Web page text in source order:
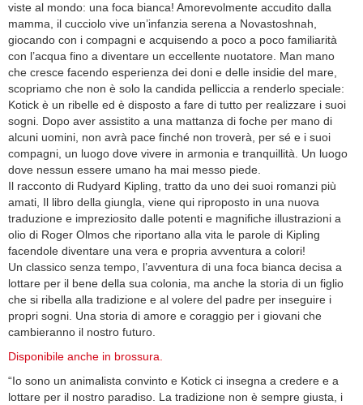
viste al mondo: una foca bianca! Amorevolmente accudito dalla
mamma, il cucciolo vive un’infanzia serena a Novastoshnah,
giocando con i compagni e acquisendo a poco a poco familiarità
con l’acqua fino a diventare un eccellente nuotatore. Man mano
che cresce facendo esperienza dei doni e delle insidie del mare,
scopriamo che non è solo la candida pelliccia a renderlo speciale:
Kotick è un ribelle ed è disposto a fare di tutto per realizzare i suoi
sogni. Dopo aver assistito a una mattanza di foche per mano di
alcuni uomini, non avrà pace finché non troverà, per sé e i suoi
compagni, un luogo dove vivere in armonia e tranquillità. Un luogo
dove nessun essere umano ha mai messo piede.
Il racconto di Rudyard Kipling, tratto da uno dei suoi romanzi più
amati, Il libro della giungla, viene qui riproposto in una nuova
traduzione e impreziosito dalle potenti e magnifiche illustrazioni a
olio di Roger Olmos che riportano alla vita le parole di Kipling
facendole diventare una vera e propria avventura a colori!
Un classico senza tempo, l’avventura di una foca bianca decisa a
lottare per il bene della sua colonia, ma anche la storia di un figlio
che si ribella alla tradizione e al volere del padre per inseguire i
propri sogni. Una storia di amore e coraggio per i giovani che
cambieranno il nostro futuro.
Disponibile anche in brossura.
“Io sono un animalista convinto e Kotick ci insegna a credere e a
lottare per il nostro paradiso. La tradizione non è sempre giusta, i